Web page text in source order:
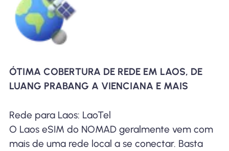
ÓTIMA COBERTURA DE REDE EM LAOS, DE
LUANG PRABANG A VIENCIANA E MAIS
Rede para Laos: LaoTel
O Laos eSIM do NOMAD geralmente vem com
mais de uma rede local a se conectar. Basta